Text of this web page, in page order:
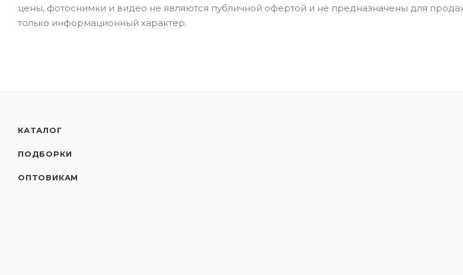
цены, фотоснимки и видео не являются публичной офертой и не предназначены для
только информационный характер.
КАТАЛОГ
ПОДБОРКИ
ОПТОВИКАМ